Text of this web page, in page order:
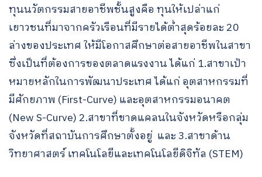
ทุนนวัตกรรมสายอาชีพชั้นสูงคือ ทุนให้เปล่าแก่
เยาวชนที่มาจากครัวเรือนที่มีรายได้ต่ำสุดร้อยละ 20
ล่างของประเทศ ให้มีโอกาสศึกษาต่อสายอาชีพในสาขา
ซึ่งเป็นที่ต้องการของตลาดแรงงาน ​​ได้แก่ 1.สาขาเป้า
หมายหลักในการพัฒนาประเทศ ได้แก่ อุตสาหกรรมที่
มีศักยภาพ (First-Curve) และอุตสาหกรรมอนาคต
(New S-Curve) 2.สาขาที่ขาดแคลนในจังหวัดหรือกลุ่ม
จังหวัดที่สถาบันการศึกษาตั้งอยู่ และ 3.สาขาด้าน
วิทยาศาสตร์ เทคโนโลยีและเทคโนโลยีดิจิทัล (STEM)